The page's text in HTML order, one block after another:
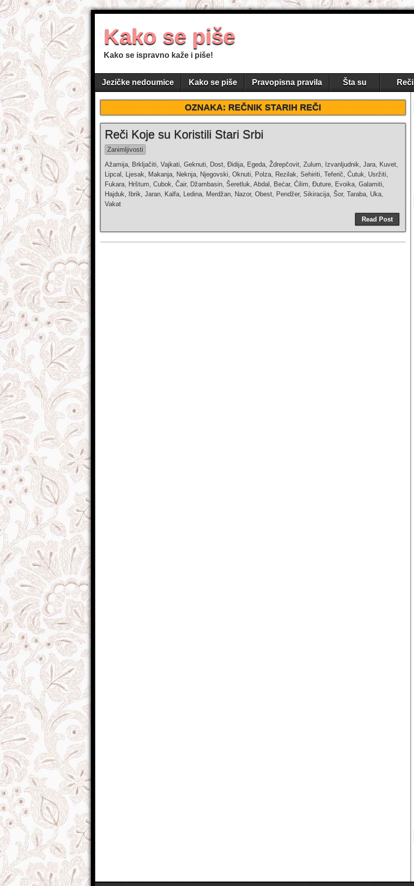
Kako se piše
Kako se ispravno kaže i piše!
Jezičke nedoumice Kako se piše Pravopisna pravila Šta su Reči
OZNAKA:REČNIK STARIH REČI
Reči Koje su Koristili Stari Srbi
Zanimljivosti
Ažamija, Brkljačiti, Vajkati, Geknuti, Dost, Đidija, Egeda, Ždrepčovit, Zulum, Izvanljudnik, Jara, Kuvet,
Lipcal, Ljesak, Makanja, Neknja, Njegovski, Oknuti, Polza, Rezilak, Sehiriti, Teferič, Ćutuk, Usržiti,
Fukara, Hrštum, Cubok, Čair, Džambasin, Šeretluk, Abdal, Bećar, Ćilim, Đuture, Evoika, Galamiti,
Hajduk, Ibrik, Jaran, Kalfa, Ledina, Merdžan, Nazor, Obest, Pendžer, Sikiracija, Šor, Taraba, Uka,
Vakat
Read Post